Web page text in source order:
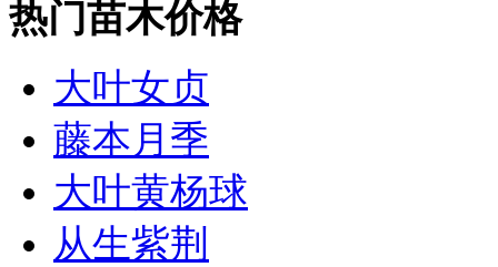
热门苗木价格
大叶女贞
藤本月季
大叶黄杨球
从生紫荆